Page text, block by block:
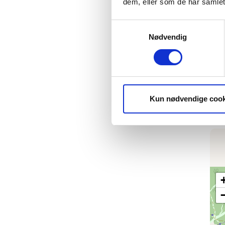
dem, eller som de har
Nødvendig
Kun nødvendige